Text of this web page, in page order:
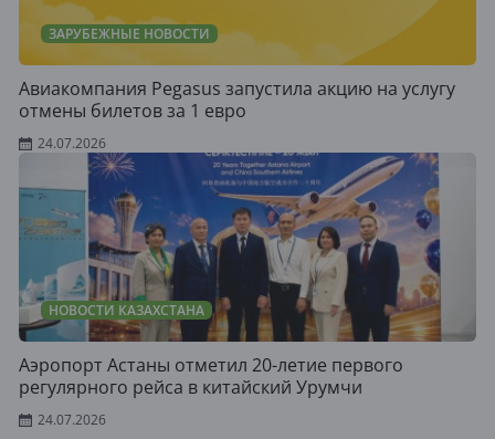
ЗАРУБЕЖНЫЕ НОВОСТИ
Авиакомпания Pegasus запустила акцию на услугу
отмены билетов за 1 евро
24.07.2026
НОВОСТИ КАЗАХСТАНА
Аэропорт Астаны отметил 20-летие первого
регулярного рейса в китайский Урумчи
24.07.2026